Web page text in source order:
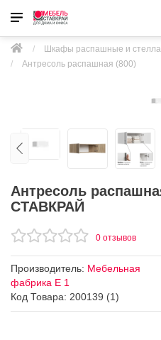
Шкафы распашные и
Антресоль распашная (800)
Антресоль
СТАВКРАЙ
0 отзывов
Производитель: Мебельная
фабрика Е 1
Код Товара: 200139 (1)